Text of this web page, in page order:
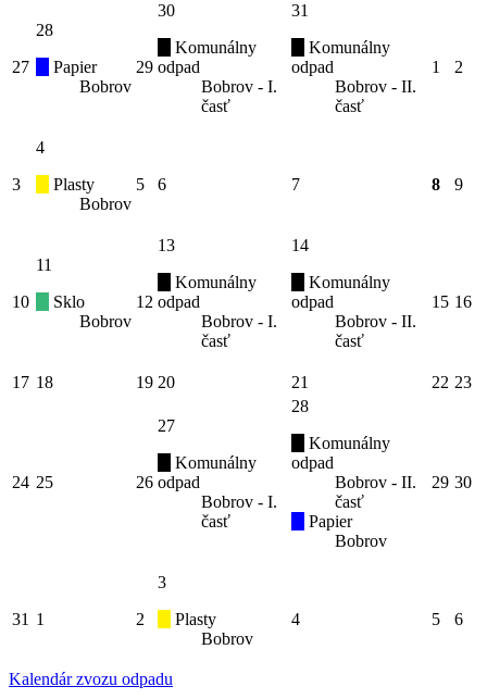
27
28
Papier
Bobrov
29
30
Komunálny
odpad
Bobrov - I.
časť
31
Komunálny
odpad
Bobrov - II.
časť
1 2
3
4
Plasty
Bobrov
5 6 7 8 9
10
11
Sklo
Bobrov
12
13
Komunálny
odpad
Bobrov - I.
časť
14
Komunálny
odpad
Bobrov - II.
časť
15 16
17 18 19 20 21 22 23
24 25 26
27
Komunálny
odpad
Bobrov - I.
časť
28
Komunálny
odpad
Bobrov - II.
časť
Papier
Bobrov
29 30
31 1 2
3
Plasty
Bobrov
4 5 6
Kalendár zvozu odpadu